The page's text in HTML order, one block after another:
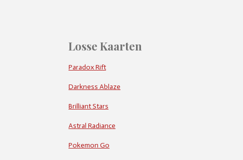
Losse Kaarten
Paradox Rift
Darkness Ablaze
Brilliant Stars
Astral Radiance
Pokemon Go